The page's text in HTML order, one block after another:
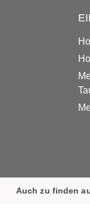
Auch zu finden